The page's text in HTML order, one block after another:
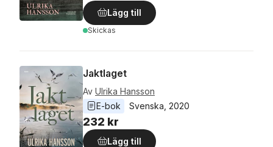
Lägg till
Skickas
Jaktlaget
Av Ulrika Hansson
E-bok
Svenska 2020
232 kr
Lägg till